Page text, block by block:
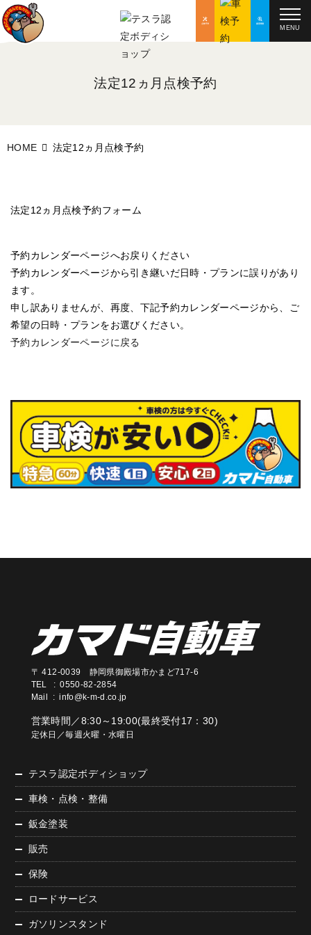
MENU
法定12ヵ月点検予約
HOME 法定12ヵ月点検予約
法定12ヵ月点検予約フォーム
予約カレンダーページへお戻りください
予約カレンダーページから引き継いだ日時・プランに誤りがあり
ます。
申し訳ありませんが、再度、下記予約カレンダーページから、ご
希望の日時・プランをお選びください。
予約カレンダーページに戻る
〒 412-0039 静岡県御殿場市かまど717-6
TEL : 0550-82-2854
Mail :info@k-m-d.co.jp
営業時間／8:30～19:00(最終受付17：30)
定休日／毎週火曜・水曜日
テスラ認定ボディショップ
車検・点検・整備
鈑金塗装
販売
保険
ロードサービス
ガソリンスタンド